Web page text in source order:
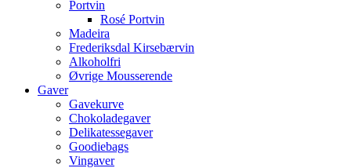
Portvin
Rosé Portvin
Madeira
Frederiksdal Kirsebærvin
Alkoholfri
Øvrige Mousserende
Gaver
Gavekurve
Chokoladegaver
Delikatessegaver
Goodiebags
Vingaver